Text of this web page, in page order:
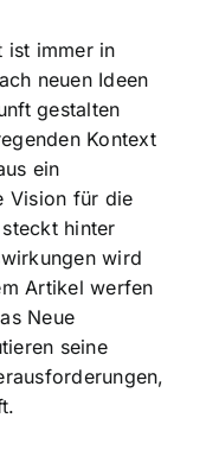
ist immer in
neuen Ideen
gestalten
Kontext
ein
Vision für die
hinter
wird
Artikel werfen
Neue
seine